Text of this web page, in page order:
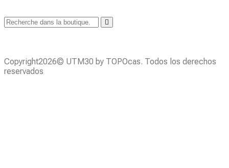
Copyright2026© UTM30 by TOPOcas. Todos los derechos
reservados